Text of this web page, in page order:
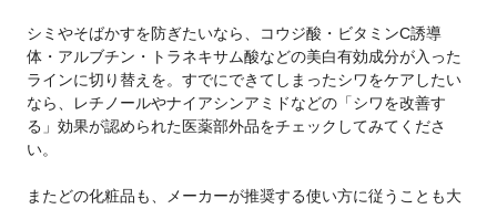
シミやそばかすを防ぎたいなら、コウジ酸・ビタミンC誘導
体・アルブチン・トラネキサム酸などの美白有効成分が入った
ラインに切り替えを。すでにできてしまったシワをケアしたい
なら、レチノールやナイアシンアミドなどの「シワを改善す
る」効果が認められた医薬部外品をチェックしてみてくださ
い。
またどの化粧品も、メーカーが推奨する使い方に従うことも大